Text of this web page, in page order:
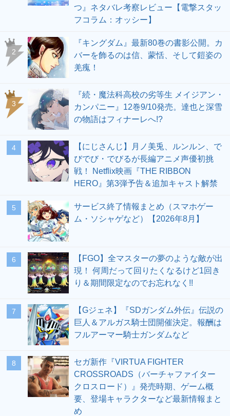
つ』ネタバレ考察レビュー【電撃スタッ
フコラム：オッシー】
2
『キングダム』最新80巻の書影公開。カ
バーを飾るのは信、蒙恬、そして鎧姿の
羌瘣！
3
『続・魔法科高校の劣等生 メイジアン・
カンパニー』12巻9/10発売。達也と深雪
の物語はフィナーレへ!?
4
【にじさんじ】月ノ美兎、ルンルン、で
びでび・でびるが長編アニメ声優初挑
戦！ Netflix映画『THE RIBBON
HERO』第3弾予告＆追加キャスト解禁
5
サービス終了情報まとめ（スマホゲー
ム・ソシャゲなど）【2026年8月】
6
【FGO】全マスターの夢のような敵が出
現！ 何周だって回りたくなるけど1回き
り＆期間限定なのでお忘れなく!!
7
【Gジェネ】『SDガンダム外伝』伝説の
巨人＆アルガス騎士団開催決定。報酬は
フルアーマー騎士ガンダムなど
8
セガ新作『VIRTUA FIGHTER
CROSSROADS（バーチャファイター
クロスロード）』発売時期、ゲーム概
要、登場キャラクターなど最新情報まと
め